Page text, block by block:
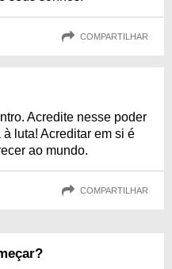
COMPARTILHAR
Acredite nesse poder
luta! Acreditar em si é
ao mundo.
COMPARTILHAR